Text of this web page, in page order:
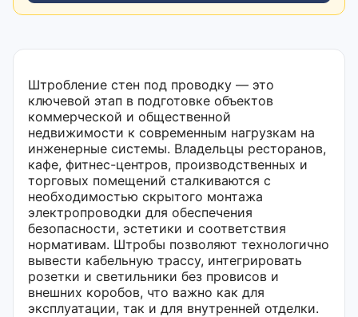
Штробление стен под проводку — это
ключевой этап в подготовке объектов
коммерческой и общественной
недвижимости к современным нагрузкам на
инженерные системы. Владельцы ресторанов,
кафе, фитнес-центров, производственных и
торговых помещений сталкиваются с
необходимостью скрытого монтажа
электропроводки для обеспечения
безопасности, эстетики и соответствия
нормативам. Штробы позволяют технологично
вывести кабельную трассу, интегрировать
розетки и светильники без провисов и
внешних коробов, что важно как для
эксплуатации, так и для внутренней отделки.